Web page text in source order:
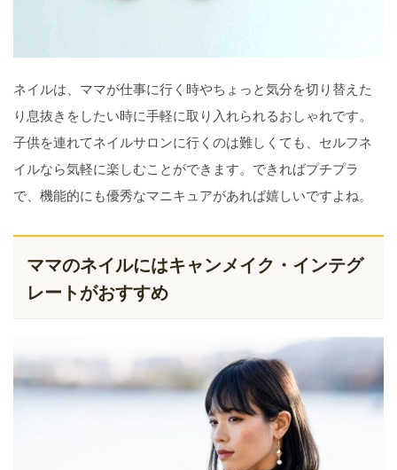
ネイルは、ママが仕事に行く時やちょっと気分を切り替えた
り息抜きをしたい時に手軽に取り入れられるおしゃれです。
子供を連れてネイルサロンに行くのは難しくても、セルフネ
イルなら気軽に楽しむことができます。できればプチプラ
で、機能的にも優秀なマニキュアがあれば嬉しいですよね。
ママのネイルにはキャンメイク・インテグ
レートがおすすめ